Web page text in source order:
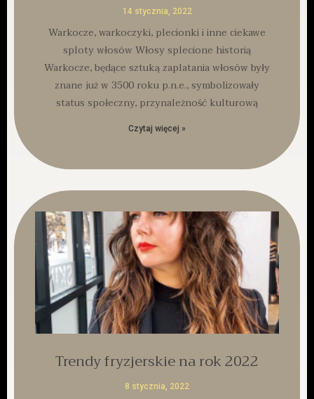
14 stycznia, 2022
Warkocze, warkoczyki, plecionki i inne ciekawe
sploty włosów Włosy splecione historią
Warkocze, będące sztuką zaplatania włosów były
znane już w 3500 roku p.n.e., symbolizowały
status społeczny, przynależność kulturową
Czytaj więcej »
Trendy fryzjerskie na rok 2022
8 stycznia, 2022